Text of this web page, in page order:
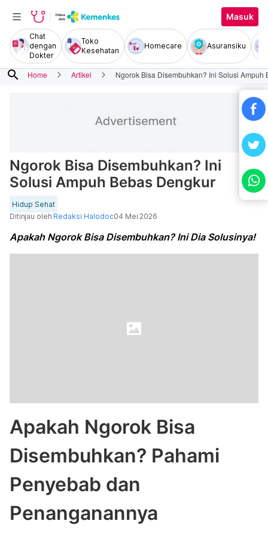
Masuk
Chat
dengan
Dokter
Toko
Kesehatan
Homecare Asuransiku
search Home Artikel Ngorok Bisa Disembuhkan? Ini Solusi Ampuh
Ngorok Bisa Disembuhkan? Ini
Solusi Ampuh Bebas Dengkur
Hidup Sehat
Ditinjau oleh Redaksi Halodoc04 Mei 2026
Apakah Ngorok Bisa Disembuhkan? Ini Dia Solusinya!
Apakah Ngorok Bisa
Disembuhkan? Pahami
Penyebab dan
Penanganannya